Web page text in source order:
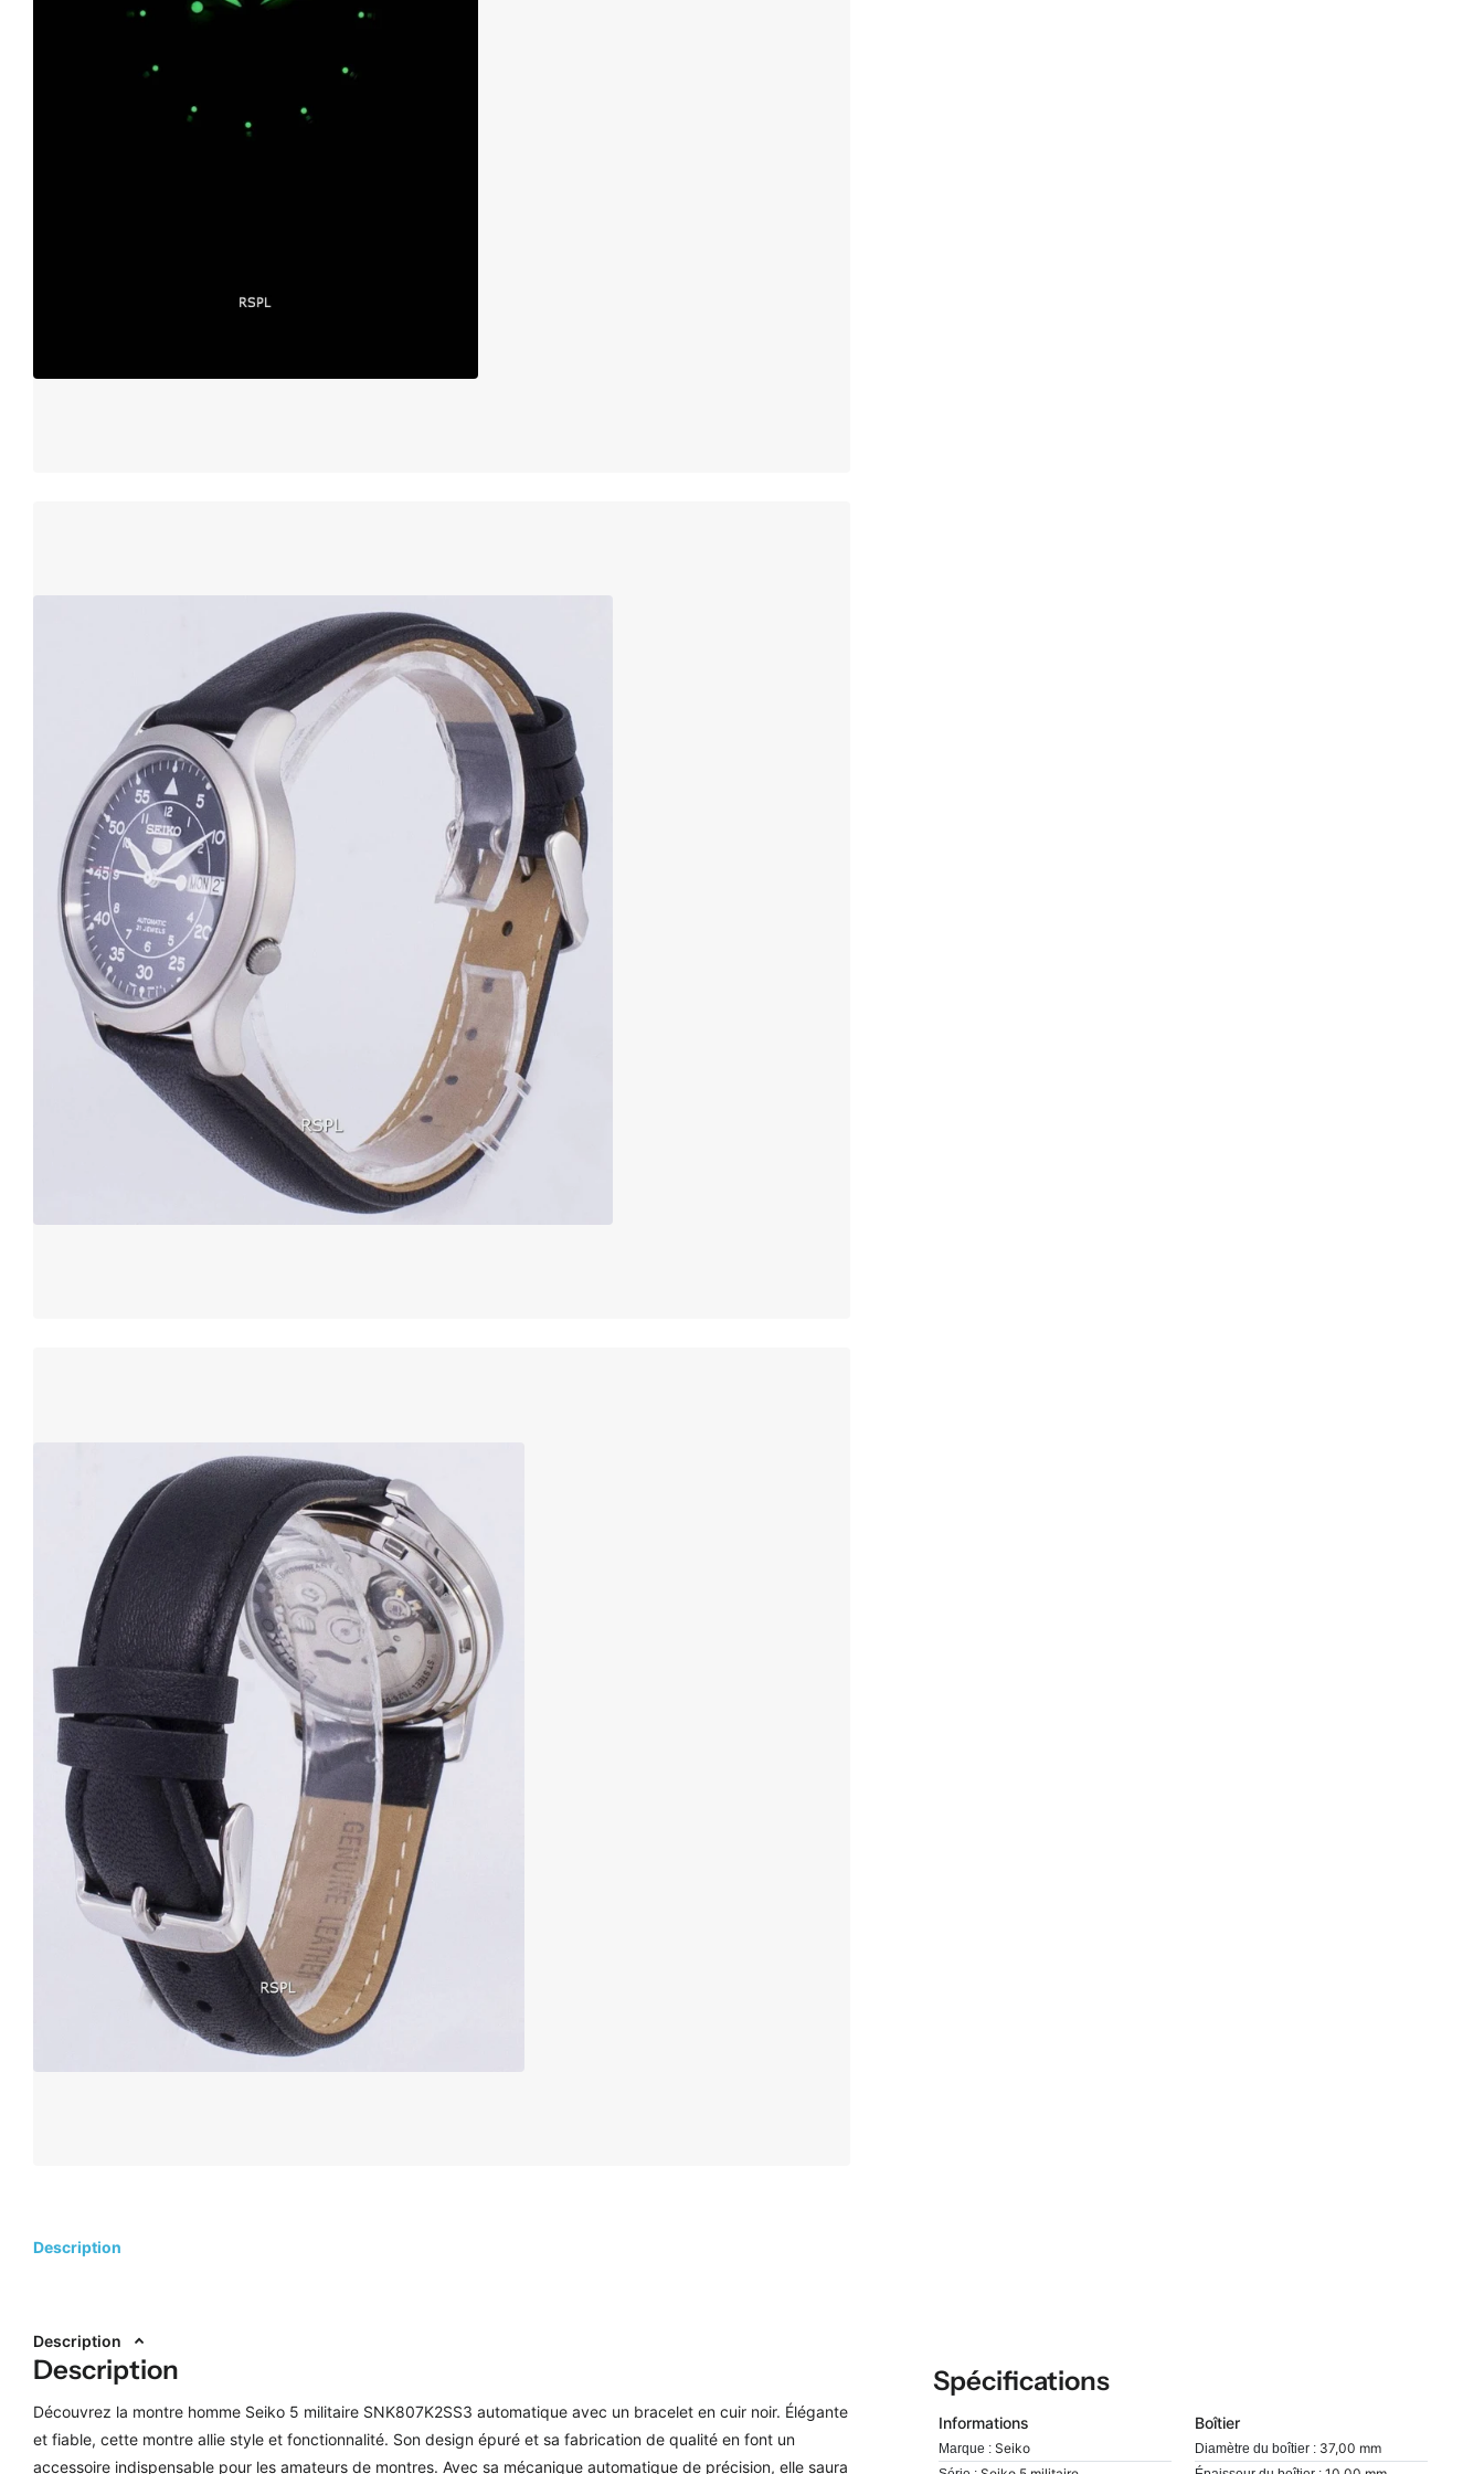
Description
Description
Description
Découvrez la montre homme Seiko 5 militaire SNK807K2SS3 automatique avec un bracelet en cuir noir. Élégante
et fiable, cette montre allie style et fonctionnalité. Son design épuré et sa fabrication de qualité en font un
accessoire indispensable pour les amateurs de montres. Avec sa mécanique automatique de précision, elle saura
Spécifications
Informations
Marque : Seiko
Boîtier
Diamètre du boîtier : 37,00 mm